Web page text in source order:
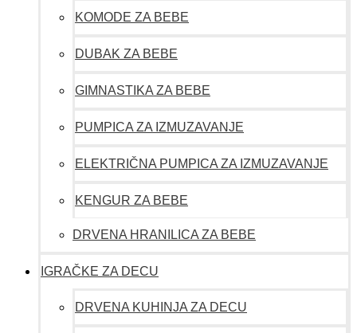
KOMODE ZA BEBE
DUBAK ZA BEBE
GIMNASTIKA ZA BEBE
PUMPICA ZA IZMUZAVANJE
ELEKTRIČNA PUMPICA ZA IZMUZAVANJE
KENGUR ZA BEBE
DRVENA HRANILICA ZA BEBE
IGRAČKE ZA DECU
DRVENA KUHINJA ZA DECU